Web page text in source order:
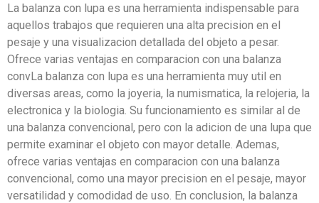
La balanza con lupa es una herramienta indispensable para
aquellos trabajos que requieren una alta precision en el
pesaje y una visualizacion detallada del objeto a pesar.
Ofrece varias ventajas en comparacion con una balanza
convLa balanza con lupa es una herramienta muy util en
diversas areas, como la joyeria, la numismatica, la relojeria, la
electronica y la biologia. Su funcionamiento es similar al de
una balanza convencional, pero con la adicion de una lupa que
permite examinar el objeto con mayor detalle. Ademas,
ofrece varias ventajas en comparacion con una balanza
convencional, como una mayor precision en el pesaje, mayor
versatilidad y comodidad de uso. En conclusion, la balanza